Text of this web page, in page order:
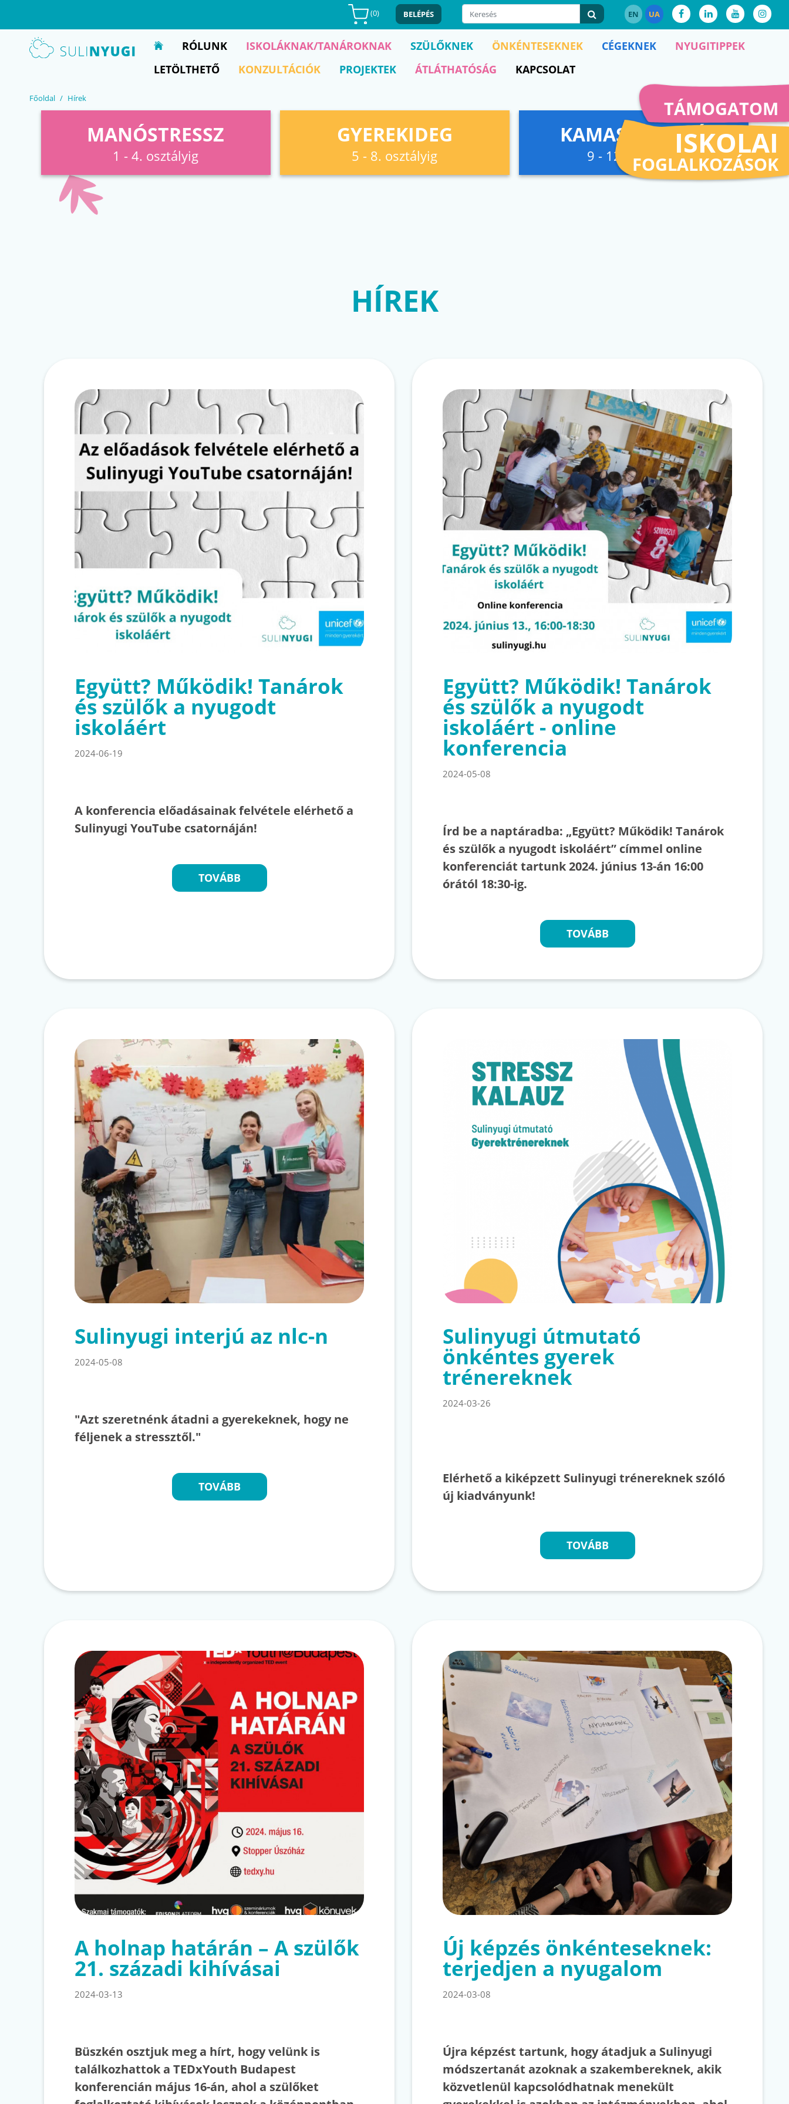
(0) BELÉPÉS EN UA
TÁMOGATOM
ISKOLAI
FOGLALKOZÁSOK
RÓLUNK ISKOLÁKNAK/TANÁROKNAK SZÜLŐKNEK ÖNKÉNTESEKNEK CÉGEKNEK
NYUGITIPPEK
LETÖLTHETŐ
KONZULTÁCIÓK PROJEKTEK ÁTLÁTHATÓSÁG KAPCSOLAT
Főoldal Hírek
MANÓSTRESSZ
1 - 4. osztályig
GYEREKIDEG
5 - 8. osztályig
KAMASZFESZKÓ
9 - 12. osztályig
HÍREK
Együtt? Működik! Tanárok
és szülők a nyugodt
iskoláért
2024-06-19
A konferencia előadásainak felvétele elérhető a
Sulinyugi YouTube csatornáján!
TOVÁBB
Együtt? Működik! Tanárok
és szülők a nyugodt
iskoláért - online
konferencia
2024-05-08
Írd be a naptáradba: „Együtt? Működik! Tanárok
és szülők a nyugodt iskoláért” címmel online
konferenciát tartunk 2024. június 13-án 16:00
órától 18:30-ig.
TOVÁBB
Sulinyugi interjú az nlc-n
2024-05-08
"Azt szeretnénk átadni a gyerekeknek, hogy ne
féljenek a stressztől."
TOVÁBB
Sulinyugi útmutató
önkéntes gyerek
trénereknek
2024-03-26
Elérhető a kiképzett Sulinyugi trénereknek szóló
új kiadványunk!
TOVÁBB
A holnap határán – A szülők
21. századi kihívásai
2024-03-13
Büszkén osztjuk meg a hírt, hogy velünk is
találkozhattok a TEDxYouth Budapest
konferencián május 16-án, ahol a szülőket
Új képzés önkénteseknek:
terjedjen a nyugalom
2024-03-08
Újra képzést tartunk, hogy átadjuk a Sulinyugi
módszertanát azoknak a szakembereknek, akik
közvetlenül kapcsolódhatnak menekült